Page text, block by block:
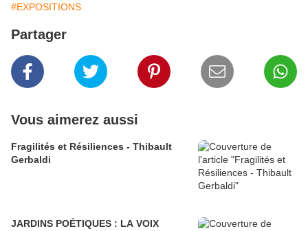
#EXPOSITIONS
Partager
Vous aimerez aussi
Fragilités et Résiliences - Thibault
Gerbaldi
JARDINS POÉTIQUES : LA VOIX